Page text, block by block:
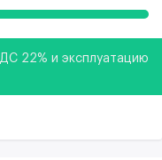
22% и эксплуатацию